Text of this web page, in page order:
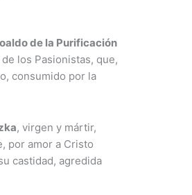
de la Purificación
los Pasionistas, que,
consumido por la
, virgen y mártir,
por amor a Cristo
castidad, agredida